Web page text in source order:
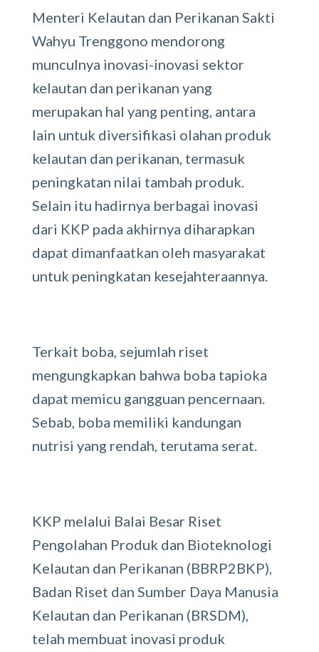
Menteri Kelautan dan Perikanan Sakti
Wahyu Trenggono mendorong
munculnya inovasi-inovasi sektor
kelautan dan perikanan yang
merupakan hal yang penting, antara
lain untuk diversifikasi olahan produk
kelautan dan perikanan, termasuk
peningkatan nilai tambah produk.
Selain itu hadirnya berbagai inovasi
dari KKP pada akhirnya diharapkan
dapat dimanfaatkan oleh masyarakat
untuk peningkatan kesejahteraannya.
Terkait boba, sejumlah riset
mengungkapkan bahwa boba tapioka
dapat memicu gangguan pencernaan.
Sebab, boba memiliki kandungan
nutrisi yang rendah, terutama serat.
KKP melalui Balai Besar Riset
Pengolahan Produk dan Bioteknologi
Kelautan dan Perikanan (BBRP2BKP),
Badan Riset dan Sumber Daya Manusia
Kelautan dan Perikanan (BRSDM),
telah membuat inovasi produk